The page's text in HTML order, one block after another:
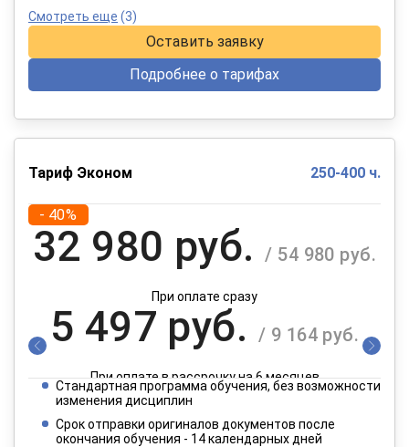
Смотреть еще (3)
Оставить заявку
Подробнее о тарифах
Тариф Эконом 250-400 ч.
- 40%
32 980 руб. / 54 980 руб.
При оплате сразу
5 497 руб. / 9 164 руб.
При оплате в рассрочку на 6 месяцев
2 749 руб.
Стандартная программа обучения, без возможности
изменения дисциплин
Срок отправки оригиналов документов после
окончания обучения - 14 календарных дней